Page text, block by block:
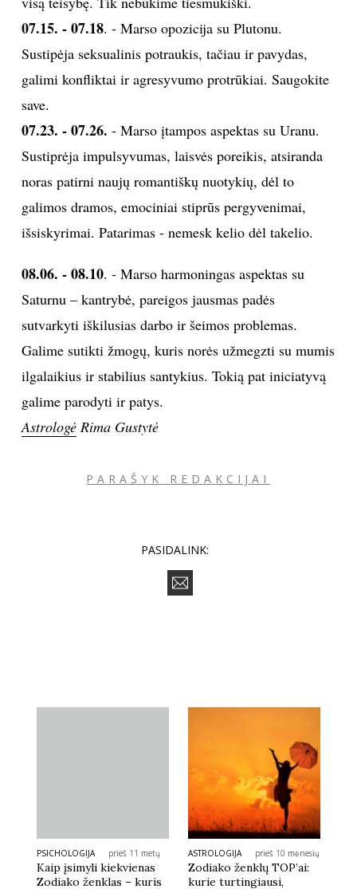
07.15. - 07.18. - Marso opozicija su Plutonu.
Sustipėja seksualinis potraukis, tačiau ir pavydas,
galimi konfliktai ir agresyvumo protrūkiai. Saugokite
save.
07.23. - 07.26. - Marso įtampos aspektas su Uranu.
Sustiprėja impulsyvumas, laisvės poreikis, atsiranda
noras patirni naujų romantiškų nuotykių, dėl to
galimos dramos, emociniai stiprūs pergyvenimai,
išsiskyrimai. Patarimas - nemesk kelio dėl takelio.
08.06. - 08.10. - Marso harmoningas aspektas su
Saturnu – kantrybė, pareigos jausmas padės
sutvarkyti iškilusias darbo ir šeimos problemas.
Galime sutikti žmogų, kuris norės užmegzti su mumis
ilgalaikius ir stabilius santykius. Tokią pat iniciatyvą
galime parodyti ir patys.
AstrologėRima Gustytė
PARAŠYK REDAKCIJAI
PASIDALINK:
PSICHOLOGIJA prieš 11 metų
Kaip įsimyli kiekvienas
Zodiako ženklas – kuris
ASTROLOGIJA prieš 10 mėnesių
Zodiako ženklų TOP’ai:
kurie turtingiausi,